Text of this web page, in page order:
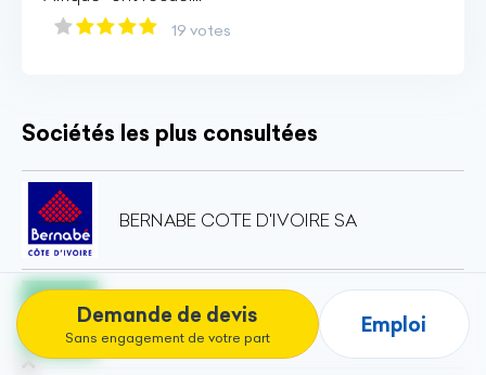
Demande de devis
Sans engagement de votre part
Emploi
19 votes
Sociétés les plus consultées
BERNABE COTE D'IVOIRE SA
TECHNIBAT